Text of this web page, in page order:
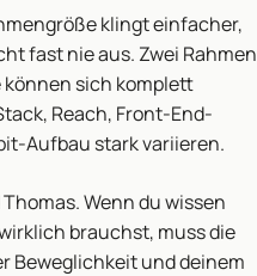
klingt einfacher,
fast nie aus. Zwei Rahmen
sich komplett
Reach, Front-End-
Aufbau stark variieren.
Wenn du wissen
brauchst, muss die
Beweglichkeit und deinem